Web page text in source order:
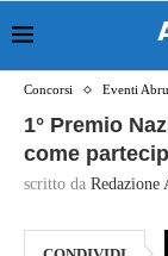
Concorsi Eventi
1° Premio
come
scritto da Redazione